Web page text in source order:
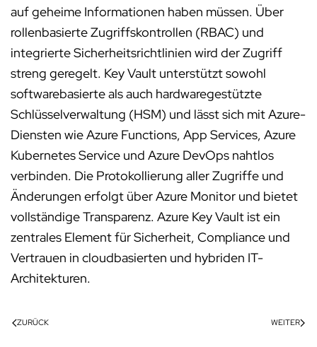
auf geheime Informationen haben müssen. Über
rollenbasierte Zugriffskontrollen (RBAC) und
integrierte Sicherheitsrichtlinien wird der Zugriff
streng geregelt. Key Vault unterstützt sowohl
softwarebasierte als auch hardwaregestützte
Schlüsselverwaltung (HSM) und lässt sich mit Azure-
Diensten wie Azure Functions, App Services, Azure
Kubernetes Service und Azure DevOps nahtlos
verbinden. Die Protokollierung aller Zugriffe und
Änderungen erfolgt über Azure Monitor und bietet
vollständige Transparenz. Azure Key Vault ist ein
zentrales Element für Sicherheit, Compliance und
Vertrauen in cloudbasierten und hybriden IT-
Architekturen.
ZURÜCK WEITER